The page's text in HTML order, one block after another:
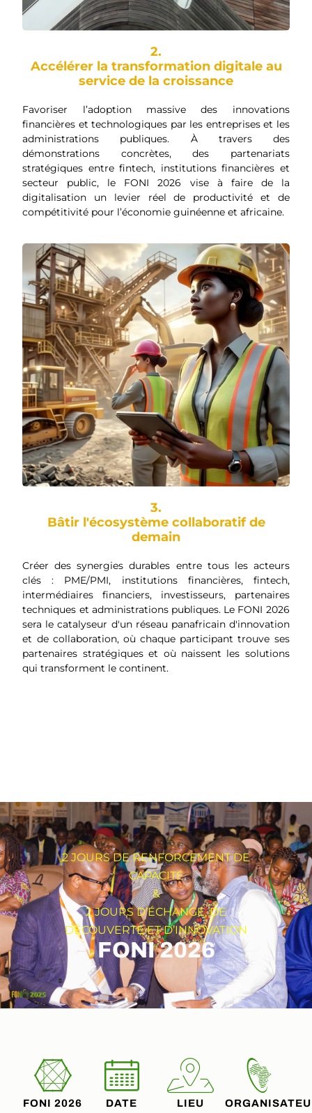
2.
Accélérer la transformation digitale au
service de la croissance
Favoriser l’adoption massive des innovations
financières et technologiques par les entreprises et les
administrations publiques. À travers des
démonstrations concrètes, des partenariats
stratégiques entre fintech, institutions financières et
secteur public, le FONI 2026 vise à faire de la
digitalisation un levier réel de productivité et de
compétitivité pour l’économie guinéenne et africaine.
3.
Bâtir l'écosystème collaboratif de
demain
Créer des synergies durables entre tous les acteurs
clés : PME/PMI, institutions financières, fintech,
intermédiaires financiers, investisseurs, partenaires
techniques et administrations publiques. Le FONI 2026
sera le catalyseur d'un réseau panafricain d'innovation
et de collaboration, où chaque participant trouve ses
partenaires stratégiques et où naissent les solutions
qui transforment le continent.
2 JOURS DE RENFORCEMENT DE
CAPACITÉ
&
2 JOURS D’ÉCHANGE, DE
DÉCOUVERTE ET D’INNOVATION
FONI 2026
FONI 2026 DATE LIEU